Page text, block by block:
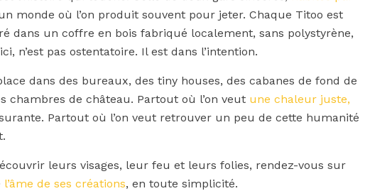
monde où l’on produit souvent pour jeter. Chaque Titoo est
dans un coffre en bois fabriqué localement, sans polystyrène,
n’est pas ostentatoire. Il est dans l’intention.
dans des bureaux, des tiny houses, des cabanes de fond de
chambres de château. Partout où l’on veut une chaleur juste,
Partout où l’on veut retrouver un peu de cette humanité
leurs visages, leur feu et leurs folies, rendez-vous sur
l’âme de ses créations, en toute simplicité.